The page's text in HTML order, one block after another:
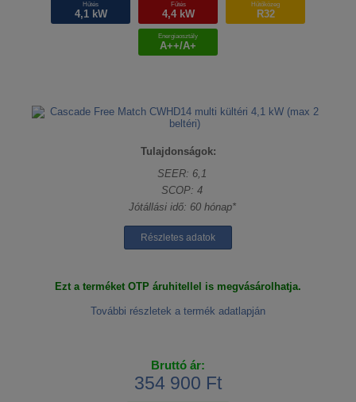
Hűtés
4,1 kW
Fűtés
4,4 kW
Hűtőközeg
R32
Energiaosztály
A++/A+
Tulajdonságok:
SEER: 6,1
SCOP: 4
Jótállási idő: 60 hónap*
Részletes adatok
Ezt a terméket OTP áruhitellel is megvásárolhatja.
További részletek a termék adatlapján
Bruttó ár:
354 900 Ft